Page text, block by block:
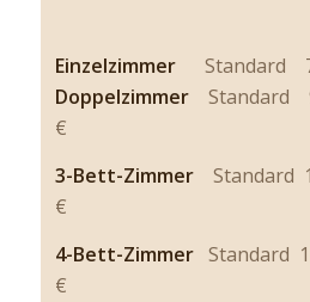
EinzelzimmerStandard
DoppelzimmerStandard
€
3-Bett-ZimmerStandard
€
4-Bett-Zimmer Standard
€